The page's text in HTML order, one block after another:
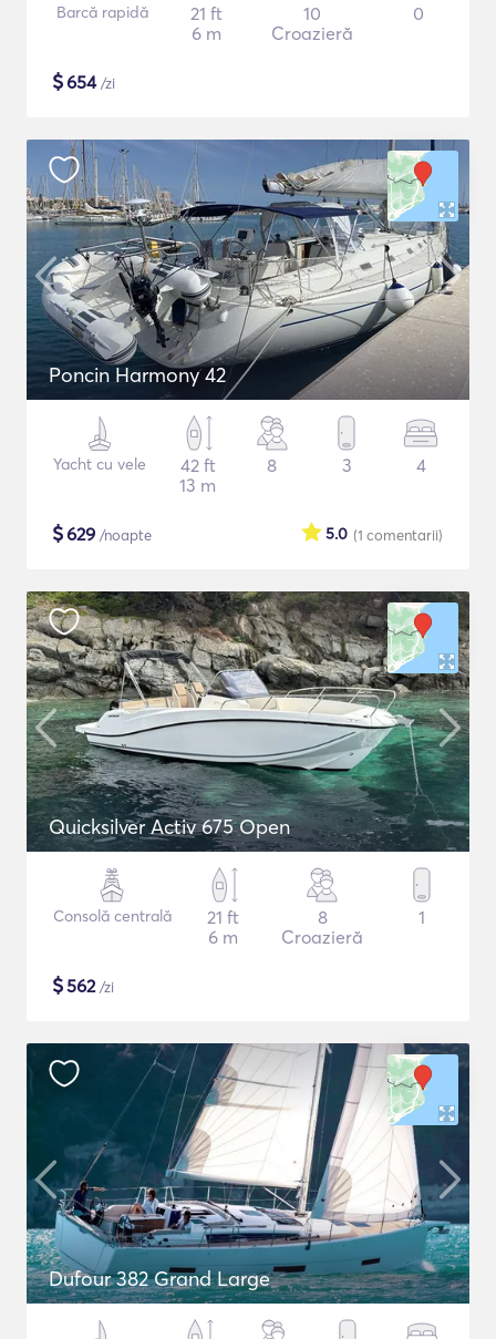
Barcă rapidă
21 ft
6 m
10
Croazieră
0
$654/zi
Poncin Harmony 42
Yacht cu vele
42 ft
13 m
8 3 4
$629 /noapte (1 comentarii)
5.0
Quicksilver Activ 675 Open
Consolă centrală
21 ft
6 m
8
Croazieră
1
$562/zi
Dufour 382 Grand Large